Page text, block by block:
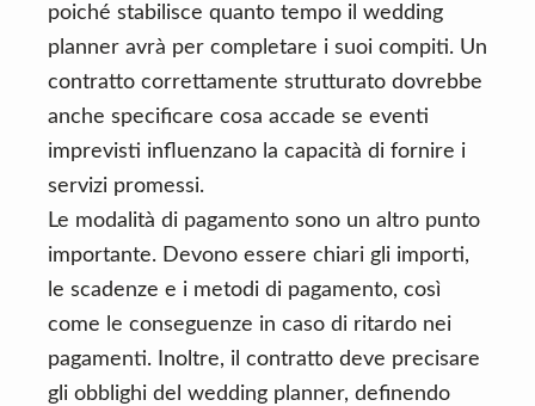
poiché stabilisce quanto tempo il wedding
planner avrà per completare i suoi compiti. Un
contratto correttamente strutturato dovrebbe
anche specificare cosa accade se eventi
imprevisti influenzano la capacità di fornire i
servizi promessi.
Le modalità di pagamento sono un altro punto
importante. Devono essere chiari gli importi,
le scadenze e i metodi di pagamento, così
come le conseguenze in caso di ritardo nei
pagamenti. Inoltre, il contratto deve precisare
gli obblighi del wedding planner, definendo